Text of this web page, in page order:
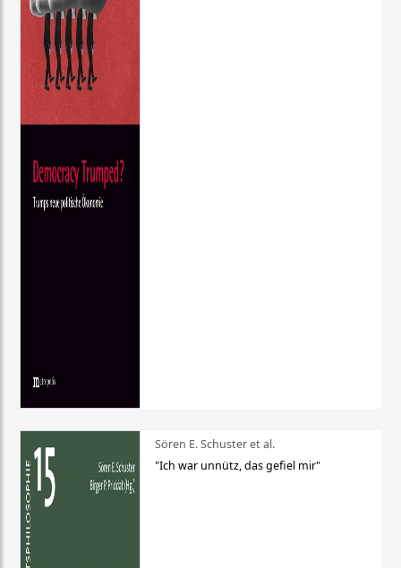
Sören E. Schuster et al.
"Ich war unnütz, das gefiel mir"